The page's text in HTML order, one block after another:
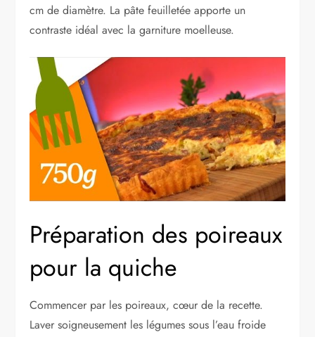
cm de diamètre. La pâte feuilletée apporte un
contraste idéal avec la garniture moelleuse.
Préparation des poireaux
pour la quiche
Commencer par les poireaux, cœur de la recette.
Laver soigneusement les légumes sous l’eau froide